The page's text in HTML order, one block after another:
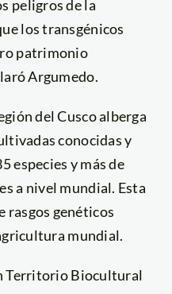
peligros de la
los transgénicos
patrimonio
Argumedo.
del Cusco alberga
conocidas y
especies y más de
a nivel mundial. Esta
rasgos genéticos
mundial.
Territorio Biocultural